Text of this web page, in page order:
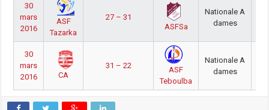
30
mars
2016
ASF
Tazarka
27 – 31
ASFSa
Nationale A
dames
30
mars
2016
CA
31 – 22
ASF
Teboulba
Nationale A
dames